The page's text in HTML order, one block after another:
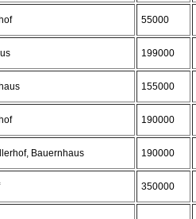
55000
199000
155000
190000
Bauernhaus 190000
350000